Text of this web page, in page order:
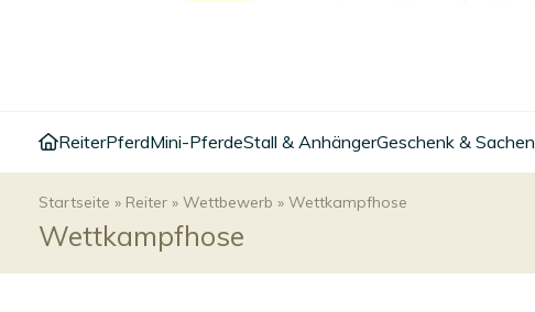
ReiterPferdMini-PferdeStall & AnhängerGeschenk & Sachen
Startseite » Reiter » Wettbewerb » Wettkampfhose
Wettkampfhose